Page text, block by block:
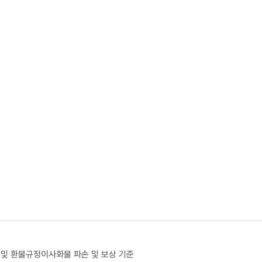
환불규정이사화물 파손 및 보상 기준